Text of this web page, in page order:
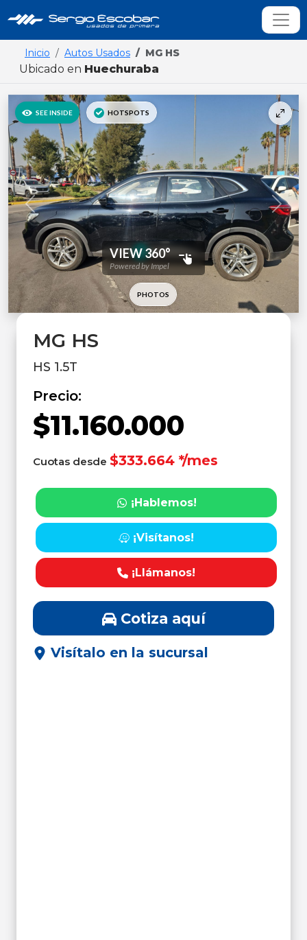
Inicio Autos Usados MG HS
Ubicado en Huechuraba
Previous Next
MG HS
HS 1.5T
Precio:
$11.160.000
Cuotas desde $333.664 */mes
¡Hablemos!
¡Visítanos!
¡Llámanos!
Cotiza aquí
Visítalo en la sucursal